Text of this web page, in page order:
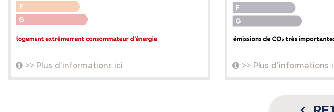
>> Plus d'informations ici >> Plus d'informations